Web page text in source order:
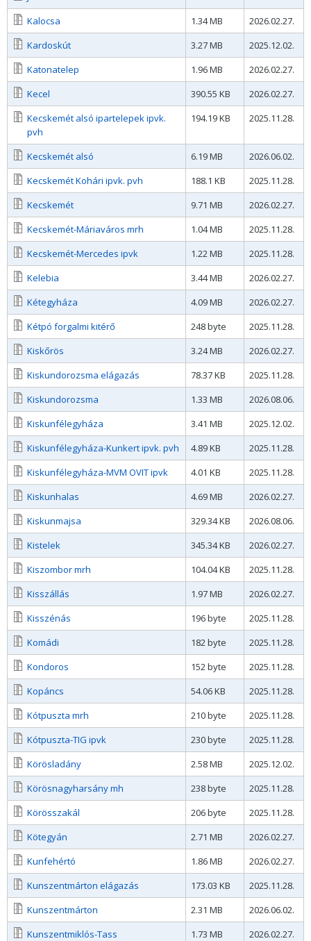
Kalocsa
1.34 MB
2026.02.27.
Kardoskút
3.27 MB
2025.12.02.
Katonatelep
1.96 MB
2026.02.27.
Kecel
390.55 KB
2026.02.27.
Kecskemét alsó ipartelepek ipvk.
pvh
194.19 KB 2025.11.28.
Kecskemét alsó 6.19 MB
2026.06.02.
Kecskemét Kohári ipvk. pvh
188.1 KB
2025.11.28.
Kecskemét
9.71 MB
2026.02.27.
Kecskemét-Máriaváros mrh
1.04 MB
2025.11.28.
Kecskemét-Mercedes ipvk
1.22 MB
2025.11.28.
Kelebia
3.44 MB
2026.02.27.
Kétegyháza
4.09 MB
2026.02.27.
Kétpó forgalmi kitérő
248 byte
2025.11.28.
Kiskőrös
3.24 MB
2026.02.27.
Kiskundorozsma elágazás
78.37 KB
2025.11.28.
Kiskundorozsma
1.33 MB
2026.08.06.
Kiskunfélegyháza
3.41 MB
2025.12.02.
Kiskunfélegyháza-Kunkert ipvk. pvh
4.89 KB
2025.11.28.
Kiskunfélegyháza-MVM OVIT ipvk
4.01 KB
2025.11.28.
Kiskunhalas
4.69 MB
2026.02.27.
Kiskunmajsa
329.34 KB
2026.08.06.
Kistelek
345.34 KB
2026.02.27.
Kiszombor mrh
104.04 KB
2025.11.28.
Kisszállás
1.97 MB
2026.02.27.
Kisszénás
196 byte
2025.11.28.
Komádi
182 byte
2025.11.28.
Kondoros
152 byte
2025.11.28.
Kopáncs
54.06 KB
2025.11.28.
Kótpuszta mrh
210 byte
2025.11.28.
Kótpuszta-TIG ipvk
230 byte
2025.11.28.
Körösladány
2.58 MB
2025.12.02.
Körösnagyharsány mh
238 byte
2025.11.28.
Körösszakál
206 byte
2025.11.28.
Kötegyán
2.71 MB
2026.02.27.
Kunfehértó
1.86 MB
2026.02.27.
Kunszentmárton elágazás
173.03 KB
2025.11.28.
Kunszentmárton
2.31 MB
2026.06.02.
Kunszentmiklós-Tass
1.73 MB
2026.02.27.